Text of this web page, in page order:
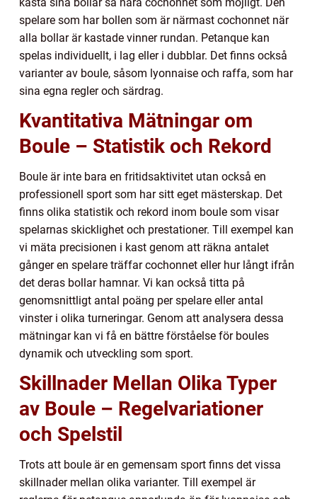
spelare som har bollen som är närmast cochonnet när
alla bollar är kastade vinner rundan. Petanque kan
spelas individuellt, i lag eller i dubblar. Det finns också
varianter av boule, såsom lyonnaise och raffa, som har
sina egna regler och särdrag.
Kvantitativa Mätningar om
Boule – Statistik och Rekord
Boule är inte bara en fritidsaktivitet utan också en
professionell sport som har sitt eget mästerskap. Det
finns olika statistik och rekord inom boule som visar
spelarnas skicklighet och prestationer. Till exempel kan
vi mäta precisionen i kast genom att räkna antalet
gånger en spelare träffar cochonnet eller hur långt ifrån
det deras bollar hamnar. Vi kan också titta på
genomsnittligt antal poäng per spelare eller antal
vinster i olika turneringar. Genom att analysera dessa
mätningar kan vi få en bättre förståelse för boules
dynamik och utveckling som sport.
Skillnader Mellan Olika Typer
av Boule – Regelvariationer
och Spelstil
Trots att boule är en gemensam sport finns det vissa
skillnader mellan olika varianter. Till exempel är